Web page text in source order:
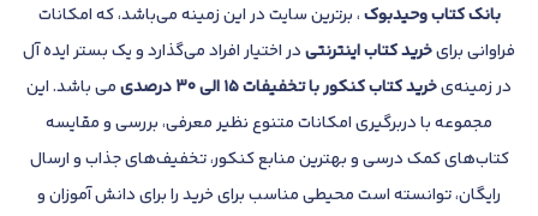
بانککتاب وحیدبوک، برترین سایت در این زمینه می‌باشد، که امکانات
فراوانی برایخرید کتاباینترنتیدر اختیار افراد می‌گذارد و یک بستر ایده آل
در زمینه‌یخرید کتاب کنکور با تخفیفات 15 الی 30 درصدی
می باشد. این
مجموعه با دربرگیری امکانات متنوع نظیر معرفی، بررسی و مقایسه
کتاب‌های کمک درسی و بهترین منابع کنکور، تخفیف‌های جذاب و ارسال
رایگان، توانسته است محیطی مناسب برای خرید را برای دانش آموزان و